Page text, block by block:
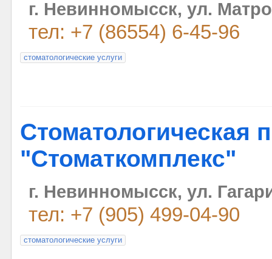
г. Невинномысск, ул.
тел: +7 (86554) 6-45-96
стоматологические услуги
Стоматологическая
"Стоматкомплекс"
г. Невинномысск, ул.
тел: +7 (905) 499-04-90
стоматологические услуги